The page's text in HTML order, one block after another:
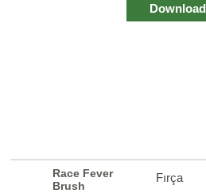
Download
Race Fever
Brush
Fırça